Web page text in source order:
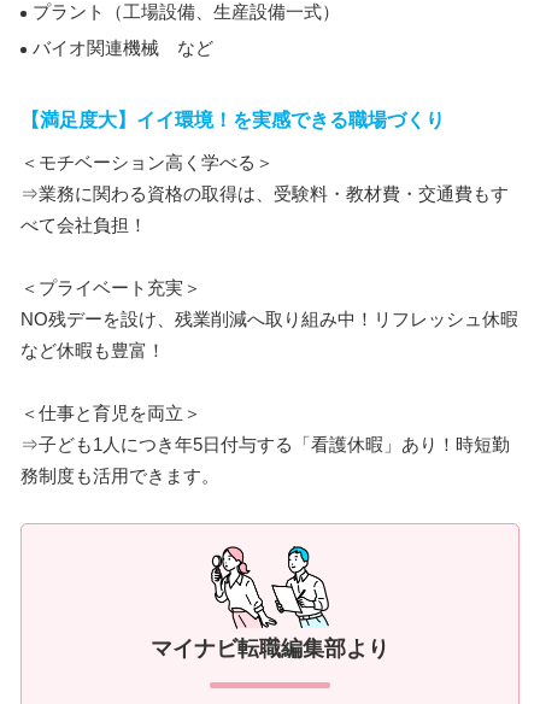
プラント（工場設備、生産設備一式）
バイオ関連機械 など
【満足度大】イイ環境！を実感できる職場づくり
＜モチベーション高く学べる＞
⇒業務に関わる資格の取得は、受験料・教材費・交通費もす
べて会社負担！
＜プライベート充実＞
NO残デーを設け、残業削減へ取り組み中！リフレッシュ休暇
など休暇も豊富！
＜仕事と育児を両立＞
⇒子ども1人につき年5日付与する「看護休暇」あり！時短勤
務制度も活用できます。
マイナビ転職編集部より